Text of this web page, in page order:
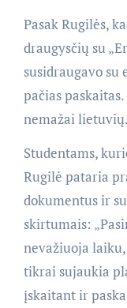
Pasak Rugilės,
draugysčių su
susidraugavo su
pačias
nemažai lietuvių.
Studentams,
Rugilė pataria
dokumentus ir
skirtumais:
nevažiuoja
tikrai sujaukia
įskaitant ir